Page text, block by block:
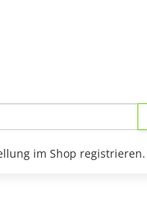
im Shop registrieren.